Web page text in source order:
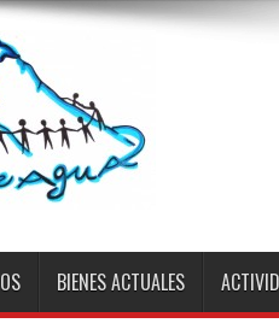
BIENES ACTUALES